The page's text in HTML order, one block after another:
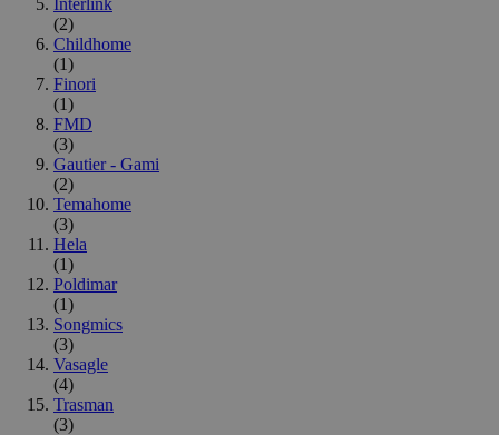
Interlink
(2)
Childhome
(1)
Finori
(1)
FMD
(3)
Gautier - Gami
(2)
Temahome
(3)
Hela
(1)
Poldimar
(1)
Songmics
(3)
Vasagle
(4)
Trasman
(3)